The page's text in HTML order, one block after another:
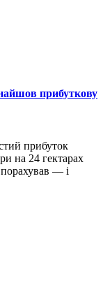
прибуткову
прибуток
на 24 гектарах
— і